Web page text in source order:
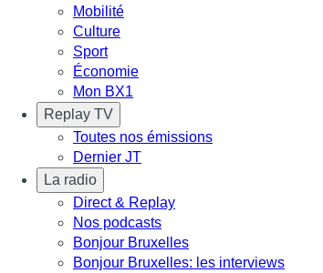
Mobilité
Culture
Sport
Économie
Mon BX1
Replay TV
Toutes nos émissions
Dernier JT
La radio
Direct & Replay
Nos podcasts
Bonjour Bruxelles
Bonjour Bruxelles: les interviews